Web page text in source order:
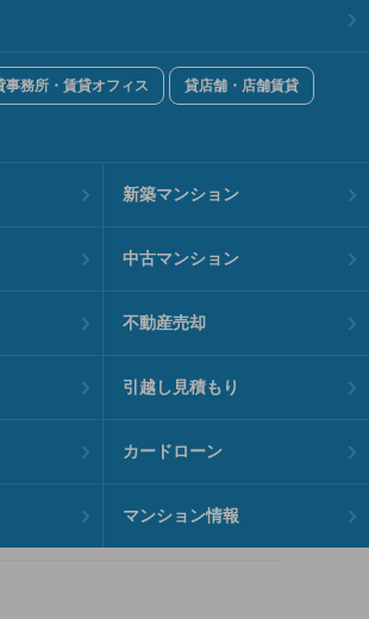
事務所・賃貸オフィス 貸店舗・店舗賃貸
新築マンション
中古マンション
不動産売却
引越し見積もり
カードローン
マンション情報